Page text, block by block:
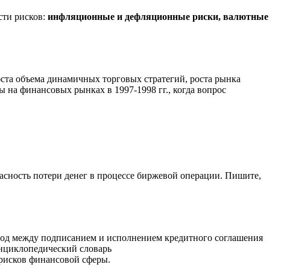
рисков: инфляционные и дефляционные риски, валютные
объема динамичных торговых стратегий, роста рынка
финансовых рынках в 1997-1998 гг., когда вопрос
потери денег в процессе биржевой операции. Пишите,
между подписанием и исполнением кредитного соглашения
словарь
финансовой сферы.